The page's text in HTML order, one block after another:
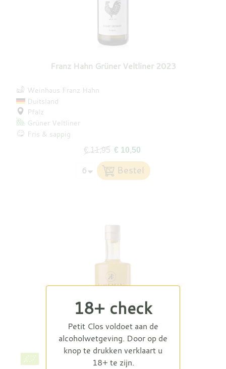
Franz Hahn Grüner Veltliner 2023
Weinhaus Franz Hahn
Duitsland
Pfalz
Grüner Veltliner
Fris & sappig
€ 11,95 € 10,50
18+ check
Petit Clos voldoet aan de
alcoholwetgeving. Door op de
knop te drukken verklaart u
18+ te zijn.